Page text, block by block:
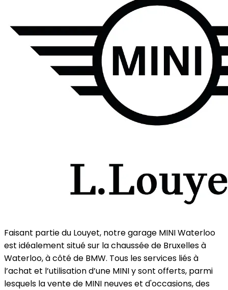
Faisant partie du Louyet, notre garage MINI Waterloo
est idéalement situé sur la chaussée de Bruxelles à
Waterloo, à côté de BMW. Tous les services liés à
l’achat et l’utilisation d’une MINI y sont offerts, parmi
lesquels la vente de MINI neuves et d'occasions, des